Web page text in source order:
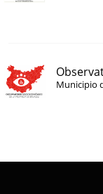
Municipio